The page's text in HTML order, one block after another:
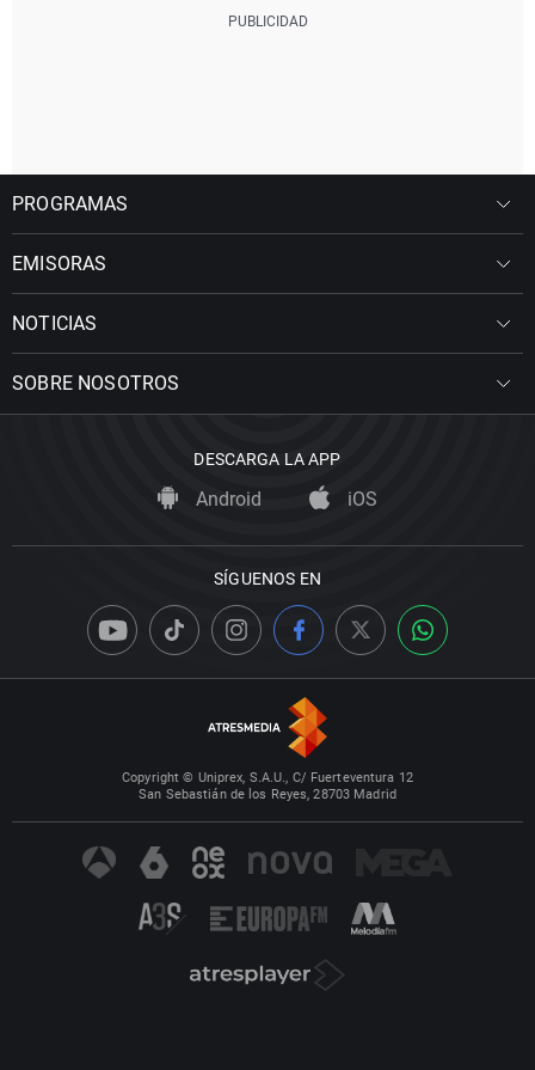
PROGRAMAS
EMISORAS
NOTICIAS
SOBRE NOSOTROS
DESCARGA LA APP
Android iOS
SÍGUENOS EN
Copyright © Uniprex, S.A.U., C/ Fuerteventura 12
San Sebastián de los Reyes, 28703 Madrid